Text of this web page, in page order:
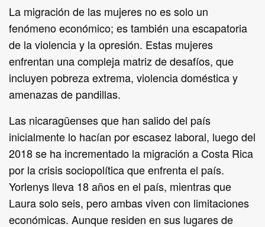
La migración de las mujeres no es solo un
fenómeno económico; es también una escapatoria
de la violencia y la opresión. Estas mujeres
enfrentan una compleja matriz de desafíos, que
incluyen pobreza extrema, violencia doméstica y
amenazas de pandillas.
Las nicaragüenses que han salido del país
inicialmente lo hacían por escasez laboral, luego del
2018 se ha incrementado la migración a Costa Rica
por la crisis sociopolítica que enfrenta el país.
Yorlenys lleva 18 años en el país, mientras que
Laura solo seis, pero ambas viven con limitaciones
económicas. Aunque residen en sus lugares de